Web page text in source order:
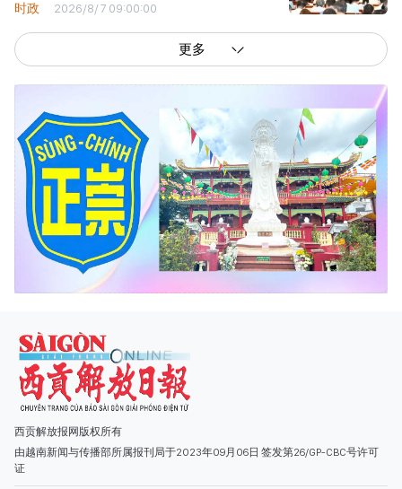
时政 2026/8/7 09:00:00
更多
西贡解放报网版权所有
由越南新闻与传播部所属报刊局于2023年09月06日 签发第26/GP-CBC号许可
副总编辑: 阮玉英、范文长、裴氏红霜、张德义、范氏云英、杨文光、阮德显、
阮克强、陈嘉宝
主编: 阮玉英
社址: 胡志明市棋盘坊阮氏明开街432-434号
总台: (028) 39294091 - 转 060
热线: 096.558.1888
编辑部: (028) 39294092 - 转 060
电子信箱